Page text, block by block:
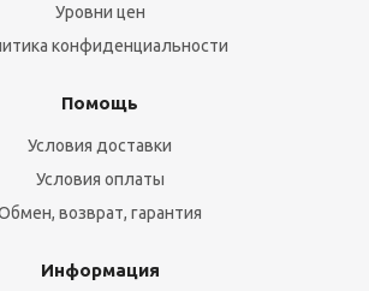
Уровни цен
конфиденциальности
Помощь
Условия доставки
Условия оплаты
возврат, гарантия
Информация